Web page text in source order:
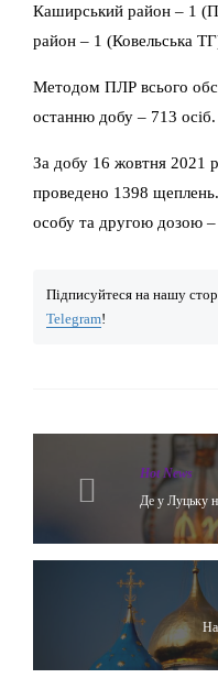
Каширський район – 1
район – 1 (Ковельська
Методом ПЛР всього
останню добу – 713 осіб.
За добу 16 жовтня 2021
проведено 1398
особу та другою дозою –
Підписуйтеся на нашу
Telegram!
Hot News
Де у Луцьку
На